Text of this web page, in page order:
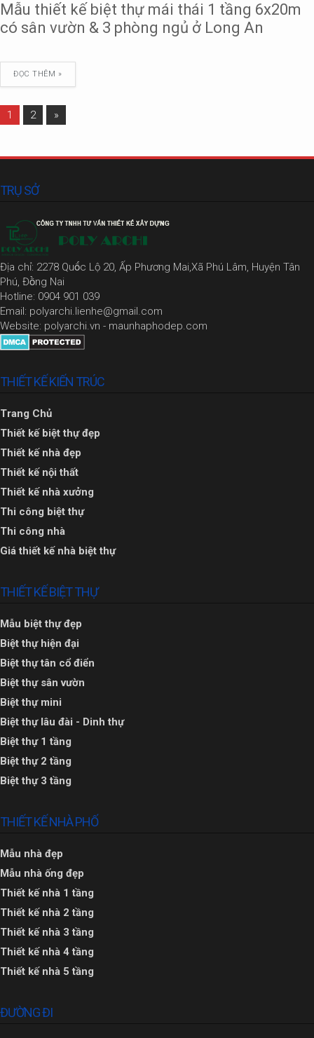
Mẫu thiết kế biệt thự mái thái 1 tầng 6x20m
có sân vườn & 3 phòng ngủ ở Long An
ĐỌC THÊM »
1 2 »
TRỤ SỞ
Địa chỉ: 2278 Quốc Lộ 20, Ấp Phương Mai,Xã Phú Lâm, Huyện Tân
Phú, Đồng Nai
Hotline: 0904 901 039
Email: polyarchi.lienhe@gmail.com
Website: polyarchi.vn - maunhaphodep.com
THIẾT KẾ KIẾN TRÚC
Trang Chủ
Thiết kế biệt thự đẹp
Thiết kế nhà đẹp
Thiết kế nội thất
Thiết kế nhà xưởng
Thi công biệt thự
Thi công nhà
Giá thiết kế nhà biệt thự
THIẾT KẾ BIỆT THỰ
Mẫu biệt thự đẹp
Biệt thự hiện đại
Biệt thự tân cổ điển
Biệt thự sân vườn
Biệt thự mini
Biệt thự lâu đài - Dinh thự
Biệt thự 1 tầng
Biệt thự 2 tầng
Biệt thự 3 tầng
THIẾT KẾ NHÀ PHỐ
Mẫu nhà đẹp
Mẫu nhà ống đẹp
Thiết kế nhà 1 tầng
Thiết kế nhà 2 tầng
Thiết kế nhà 3 tầng
Thiết kế nhà 4 tầng
Thiết kế nhà 5 tầng
ĐƯỜNG ĐI